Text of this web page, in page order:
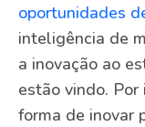
oportunidades
inteligência de
a inovação ao
estão vindo. Por
forma de inovar